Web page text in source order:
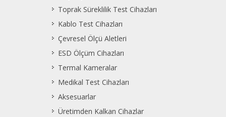
Toprak Süreklilik Test Cihazları
Kablo Test Cihazları
Çevresel Ölçü Aletleri
ESD Ölçüm Cihazları
Termal Kameralar
Medikal Test Cihazları
Aksesuarlar
Üretimden Kalkan Cihazlar